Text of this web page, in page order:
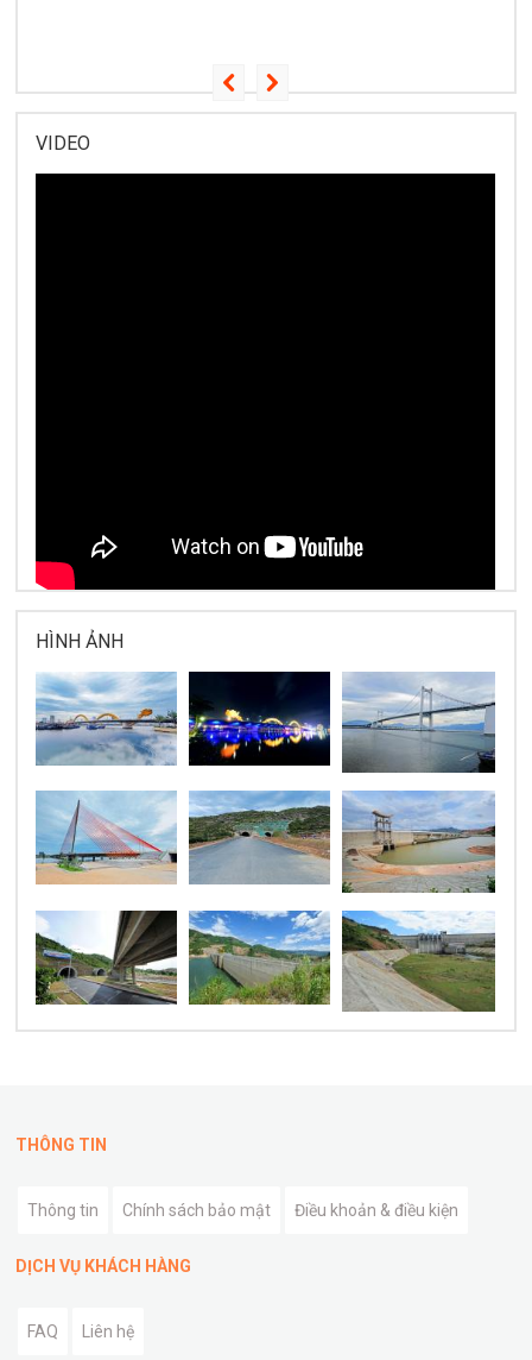
VIDEO
HÌNH ẢNH
THÔNG TIN
Thông tin Chính sách bảo mật Điều khoản & điều kiện
DỊCH VỤ KHÁCH HÀNG
FAQ Liên hệ